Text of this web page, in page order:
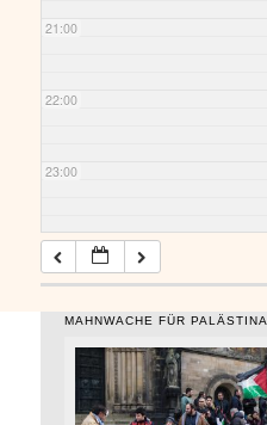
21:00
22:00
23:00
MAHNWACHE FÜR PALÄSTINA